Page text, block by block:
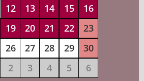
12 13 14 15
16
19 20 21 22
23
26 27 28 29
30
2 3 4 5 6